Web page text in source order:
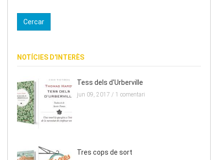
NOTÍCIES D'INTERÈS
Tess dels d'Urberville
jun 09, 2017 / 1 comentari
Tres cops de sort